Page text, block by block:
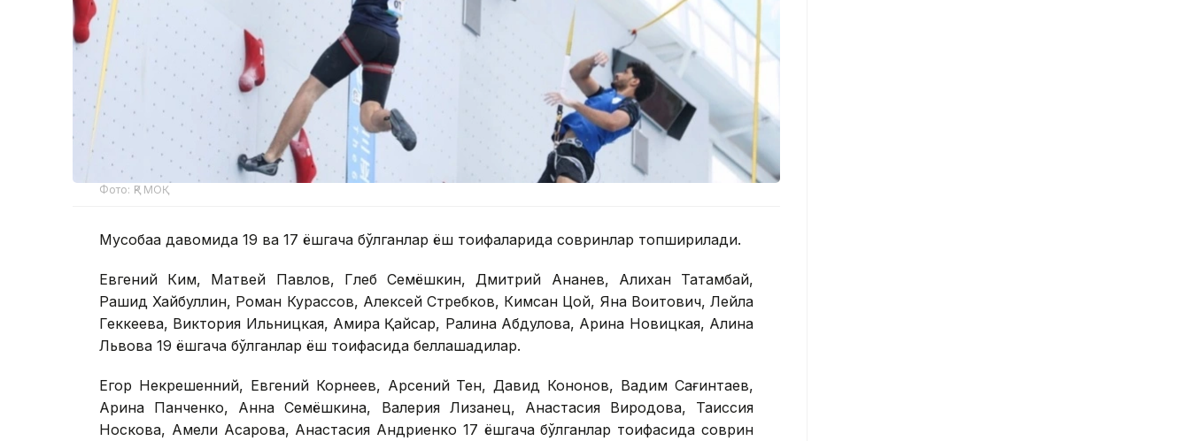
Фото: ҚР МОҚ
Мусобақа давомида 19 ва 17 ёшгача бўлганлар ёш тоифаларида совринлар топширилади.
Евгений Ким, Матвей Павлов, Глеб Семёшкин, Дмитрий Ананев, Алихан Татамбай,
Рашид Хайбуллин, Роман Курассов, Алексей Стребков, Кимсан Цой, Яна Воитович, Лейла
Геккеева, Виктория Ильницкая, Амира Қайсар, Ралина Абдулова, Арина Новицкая, Алина
Львова 19 ёшгача бўлганлар ёш тоифасида беллашадилар.
Егор Некрешенний, Евгений Корнеев, Арсений Тен, Давид Кононов, Вадим Сағинтаев,
Арина Панченко, Анна Семёшкина, Валерия Лизанец, Анастасия Виродова, Таиссия
Носкова, Амели Асқарова, Анастасия Андриенко 17 ёшгача бўлганлар тоифасида соврин